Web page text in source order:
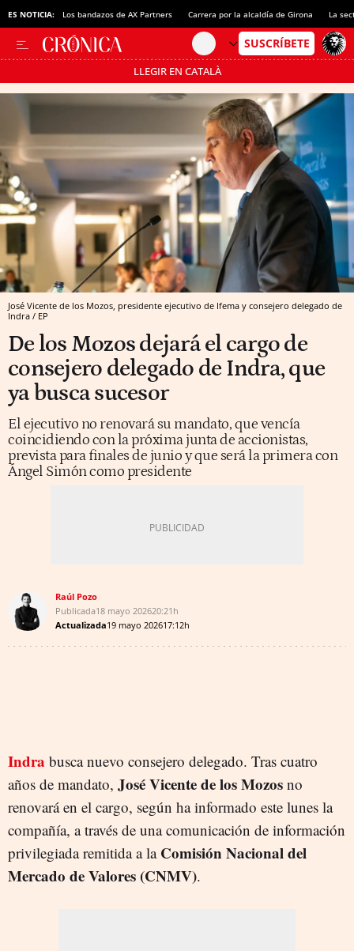
ES NOTICIA: Los bandazos de AX Partners Carrera por la alcaldía de Girona La
LLEGIR EN CATALÀ
Pásate al MODO AHORRO
José Vicente de los Mozos, presidente ejecutivo de Ifema y consejero delegado de
Indra / EP
De los Mozos dejará el cargo de
consejero delegado de Indra, que
ya busca sucesor
El ejecutivo no renovará su mandato, que vencía
coincidiendo con la próxima junta de accionistas,
prevista para finales de junio y que será la primera con
Ángel Simón como presidente
Raúl Pozo
Publicada18 mayo 202620:21h
Actualizada19 mayo 202617:12h
Indra busca nuevo consejero delegado. Tras cuatro
años de mandato, José Vicente de los Mozos no
renovará en el cargo, según ha informado este lunes la
compañía, a través de una comunicación de información
privilegiada remitida a la Comisión Nacional del
Mercado de Valores (CNMV).